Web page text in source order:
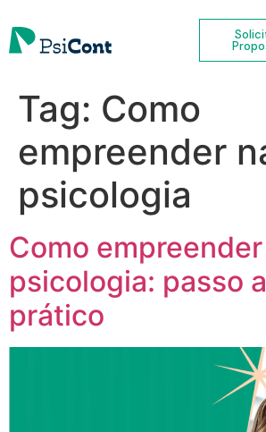
Tag: Como
empreender
psicologia
Como
psicologia: passo
prático